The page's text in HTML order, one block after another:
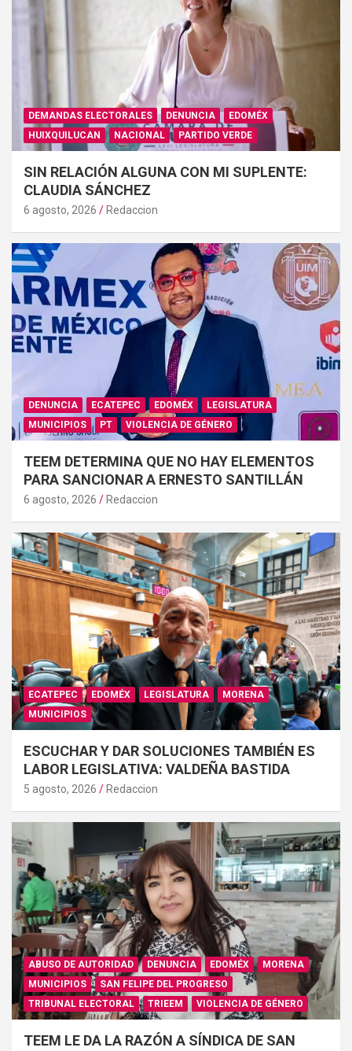
DEMANDAS ELECTORALES DENUNCIA
EDOMÉX
HUIXQUILUCAN
NACIONAL PARTIDO VERDE
SIN RELACIÓN ALGUNA CON MI SUPLENTE:
CLAUDIA SÁNCHEZ
6 agosto, 2026 Redaccion
DENUNCIA ECATEPEC EDOMÉX
LEGISLATURA
MUNICIPIOS
PT VIOLENCIA DE GÉNERO
TEEM DETERMINA QUE NO HAY ELEMENTOS
PARA SANCIONAR A ERNESTO SANTILLÁN
6 agosto, 2026 Redaccion
ECATEPEC EDOMÉX LEGISLATURA
MORENA
MUNICIPIOS
ESCUCHAR Y DAR SOLUCIONES TAMBIÉN ES
LABOR LEGISLATIVA: VALDEÑA BASTIDA
5 agosto, 2026 Redaccion
ABUSO DE AUTORIDAD DENUNCIA EDOMÉX
MORENA
MUNICIPIOS
SAN FELIPE DEL PROGRESO
TRIBUNAL ELECTORAL
TRIEEM VIOLENCIA DE GÉNERO
TEEM LE DA LA RAZÓN A SÍNDICA DE SAN